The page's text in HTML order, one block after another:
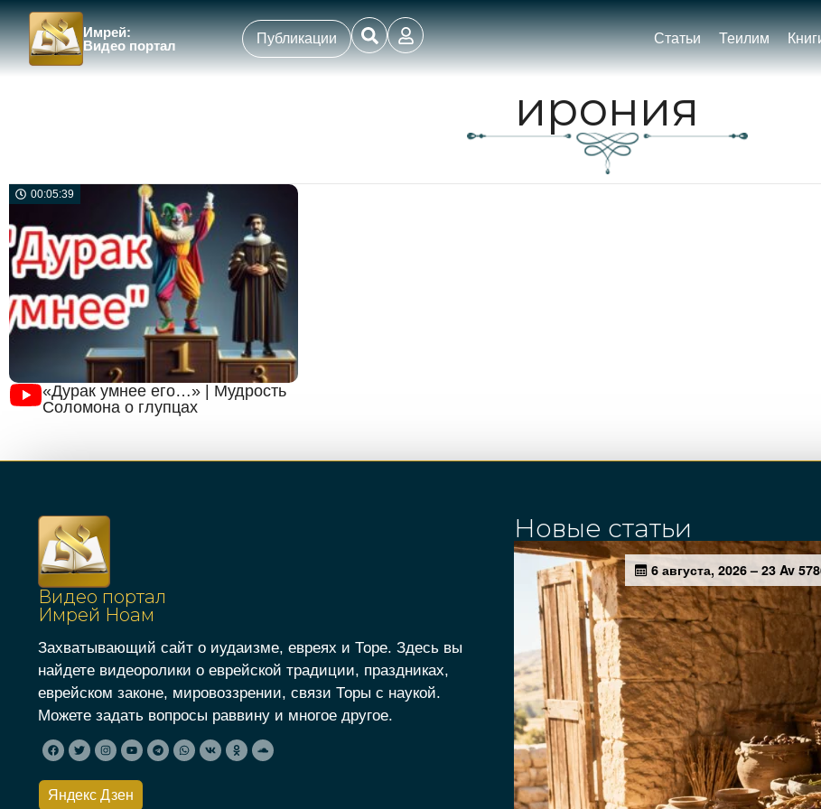
Имрей:
Видео портал
Публикации Статьи Теилим
ирония
00:05:39
«Дурак умнее его…» | Мудрость
Соломона о глупцах
Видео портал
Имрей Ноам
Захватывающий сайт о иудаизме, евреях и Торе. Здесь вы
найдете видеоролики о еврейской традиции, праздниках,
еврейском законе, мировоззрении, связи Торы с наукой.
Можете задать вопросы раввину и многое другое.
Яндекс Дзен
Новые статьи